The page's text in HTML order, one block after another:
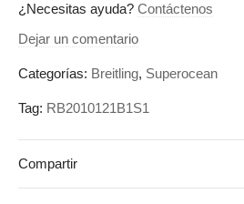
¿Necesitas ayuda? Contáctenos
Dejar un comentario
Categorías: Breitling, Superocean
Tag: RB2010121B1S1
Compartir